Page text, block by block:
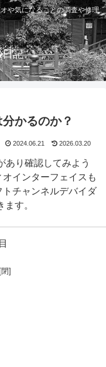
や気になることの調査や修理
日記
分かるのか？
2024.06.21 2026.03.20
あり確認してみよう
インターフェイスも
チャンネルデバイダ
す。
目